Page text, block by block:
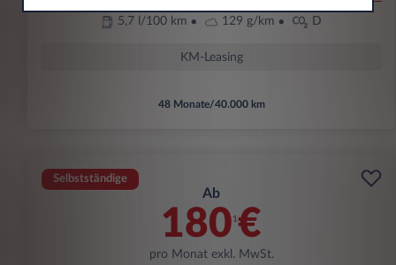
5,7 l/100 km 129 g/km D
KM-Leasing
48 Monate/40.000 km
Selbstständige
Ab
180 1 €
pro Monat exkl. MwSt.